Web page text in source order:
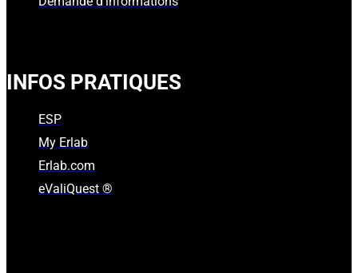
INFOS PRATIQUES
ESP
My Erlab
Erlab.com
eValiQuest ®